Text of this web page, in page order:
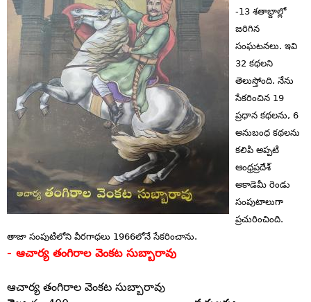
-13 శతాబ్దాల్లో
జరిగిన
సంఘటనలు. ఇవి
32 కథలని
తెలుస్తోంది. నేను
సేకరించిన 19
ప్రధాన కథలను, 6
అనుబంధ కథలను
కలిపి అప్పటి
ఆంధ్రప్రదేశ్‌
అకాడెమీ రెండు
సంపుటాలుగా
ప్రచురించింది.
తాజా సంపుటిలోని వీరగాధలు 1966లోనే సేకరించాను.
- ఆచార్య తంగిరాల వెంకట సుబ్బారావు
ఆచార్య తంగిరాల వెంకట సుబ్బారావు‌